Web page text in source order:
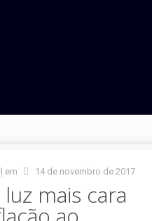
em 14 de novembro de 2017
mais cara